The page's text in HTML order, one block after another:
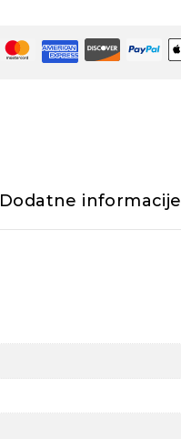
Dodatne informacije